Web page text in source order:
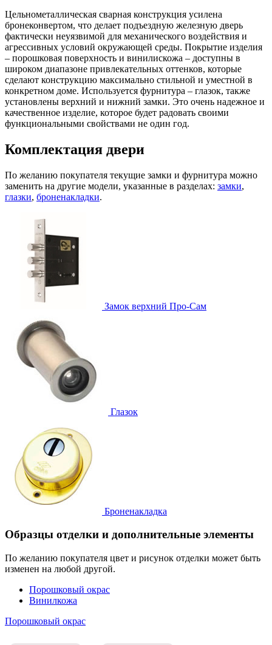
Цельнометаллическая сварная конструкция усилена
бронеконвертом, что делает подъездную железную дверь
фактически неуязвимой для механического воздействия и
агрессивных условий окружающей среды. Покрытие изделия
– порошковая поверхность и винилискожа – доступны в
широком диапазоне привлекательных оттенков, которые
сделают конструкцию максимально стильной и уместной в
конкретном доме. Используется фурнитура – глазок, также
установлены верхний и нижний замки. Это очень надежное и
качественное изделие, которое будет радовать своими
функциональными свойствами не один год.
Комплектация двери
По желанию покупателя текущие замки и фурнитура можно
заменить на другие модели, указанные в разделах: замки,
глазки, броненакладки.
Замок верхний Про-Сам
Глазок
Броненакладка
Образцы отделки и дополнительные элементы
По желанию покупателя цвет и рисунок отделки может быть
изменен на любой другой.
Порошковый окрас
Винилкожа
Порошковый окрас